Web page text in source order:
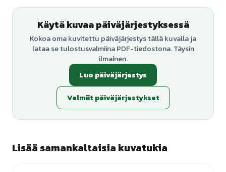
Käytä kuvaa päiväjärjestyksessä
Kokoa oma kuvitettu päiväjärjestys tällä kuvalla ja
lataa se tulostusvalmiina PDF-tiedostona. Täysin
ilmainen.
Luo päiväjärjestys
Valmiit päiväjärjestykset
Lisää samankaltaisia kuvatukia